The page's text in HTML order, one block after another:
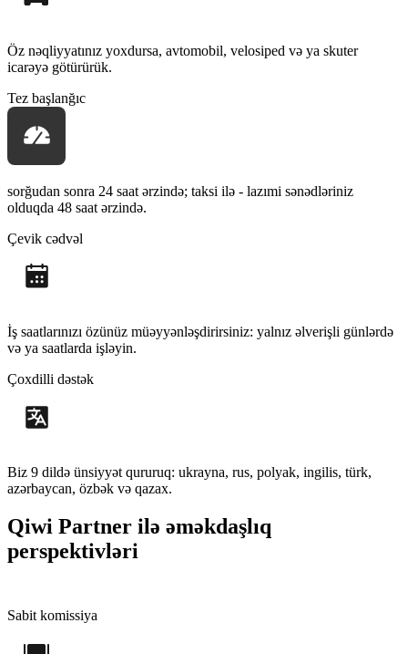
Öz nəqliyyatınız yoxdursa, avtomobil, velosiped və ya skuter
icarəyə götürürük.
Tez başlanğıc
sorğudan sonra 24 saat ərzində; taksi ilə - lazımi sənədləriniz
olduqda 48 saat ərzində.
Çevik cədvəl
İş saatlarınızı özünüz müəyyənləşdirirsiniz: yalnız əlverişli günlərdə
və ya saatlarda işləyin.
Çoxdilli dəstək
Biz 9 dildə ünsiyyət qururuq: ukrayna, rus, polyak, ingilis, türk,
azərbaycan, özbək və qazax.
Qiwi Partner ilə əməkdaşlıq
perspektivləri
Sabit komissiya